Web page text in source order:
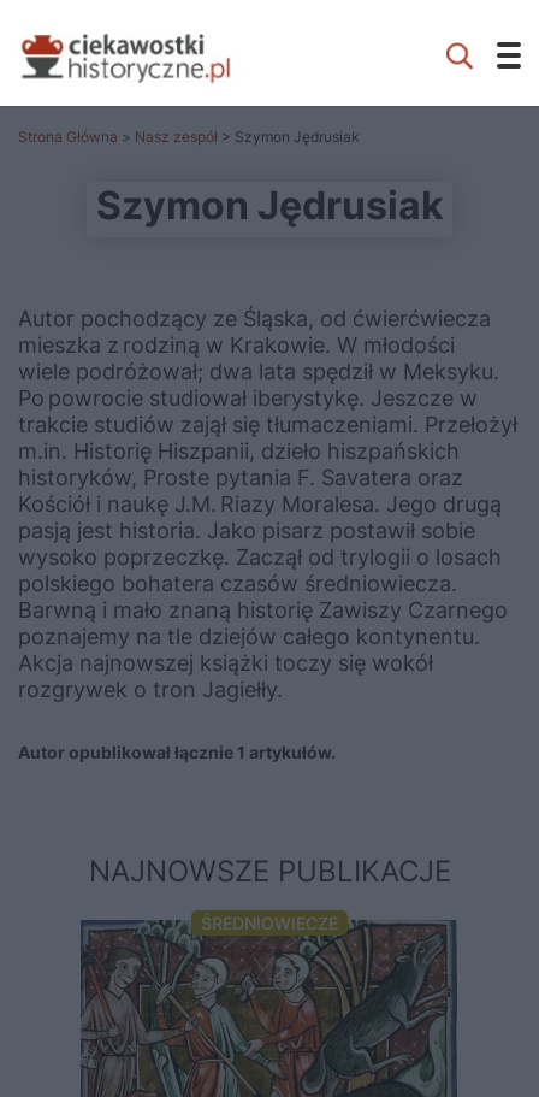
Strona Główna > Nasz zespół > Szymon Jędrusiak
Szymon Jędrusiak
Autor pochodzący ze Śląska, od ćwierćwiecza
mieszka z rodziną w Krakowie. W młodości
wiele ­podróżował; dwa lata spędził w Meksyku.
Po powrocie studiował iberystykę. Jeszcze w
trakcie studiów zajął się tłumaczeniami. Przełożył
m.in. Historię Hiszpanii, dzieło hiszpańskich
historyków, Proste pytania F. Sa­vatera oraz
Kościół i naukę J.M. Riazy Moralesa. Jego drugą
pasją jest historia. Jako pisarz postawił sobie
wysoko poprzeczkę. Zaczął od trylogii o losach
polskiego bohatera czasów średniowiecza.
Barwną i mało znaną historię Zawiszy Czarnego
poznajemy na tle dziejów całego kontynentu.
Akcja najnowszej książki toczy się wokół
rozgrywek o tron Jagiełły.
Autor opublikował łącznie 1 artykułów.
NAJNOWSZE PUBLIKACJE
ŚREDNIOWIECZE